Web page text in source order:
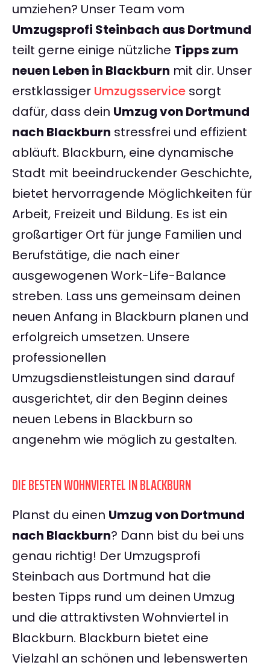
umziehen? Unser Team vom
Umzugsprofi Steinbach aus Dortmund
teilt gerne einige nützliche Tipps zum
neuen Leben in Blackburn mit dir. Unser
erstklassiger Umzugsservice sorgt
dafür, dass dein Umzug von Dortmund
nach Blackburn stressfrei und effizient
abläuft. Blackburn, eine dynamische
Stadt mit beeindruckender Geschichte,
bietet hervorragende Möglichkeiten für
Arbeit, Freizeit und Bildung. Es ist ein
großartiger Ort für junge Familien und
Berufstätige, die nach einer
ausgewogenen Work-Life-Balance
streben. Lass uns gemeinsam deinen
neuen Anfang in Blackburn planen und
erfolgreich umsetzen. Unsere
professionellen
Umzugsdienstleistungen sind darauf
ausgerichtet, dir den Beginn deines
neuen Lebens in Blackburn so
angenehm wie möglich zu gestalten.
DIE BESTEN WOHNVIERTEL IN BLACKBURN
Planst du einen Umzug von Dortmund
nach Blackburn? Dann bist du bei uns
genau richtig! Der Umzugsprofi
Steinbach aus Dortmund hat die
besten Tipps rund um deinen Umzug
und die attraktivsten Wohnviertel in
Blackburn. Blackburn bietet eine
Vielzahl an schönen und lebenswerten